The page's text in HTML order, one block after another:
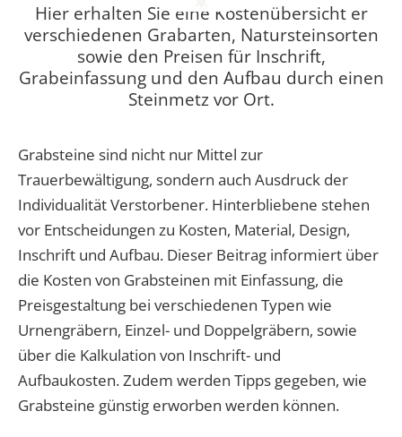
Hier erhalten Sie eine Kostenübersicht er
verschiedenen Grabarten, Natursteinsorten
sowie den Preisen für Inschrift,
Grabeinfassung und den Aufbau durch einen
Steinmetz vor Ort.
Grabsteine sind nicht nur Mittel zur
Trauerbewältigung, sondern auch Ausdruck der
Individualität Verstorbener. Hinterbliebene stehen
vor Entscheidungen zu Kosten, Material, Design,
Inschrift und Aufbau. Dieser Beitrag informiert über
die Kosten von Grabsteinen mit Einfassung, die
Preisgestaltung bei verschiedenen Typen wie
Urnengräbern, Einzel- und Doppelgräbern, sowie
über die Kalkulation von Inschrift- und
Aufbaukosten. Zudem werden Tipps gegeben, wie
Grabsteine günstig erworben werden können.